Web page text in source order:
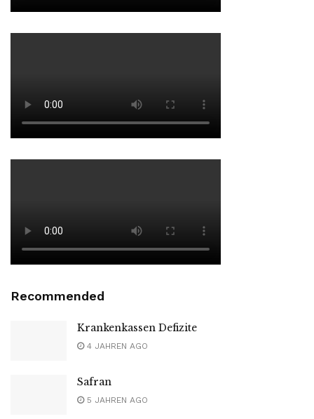
Recommended
Krankenkassen Defizite
4 JAHREN AGO
Safran
5 JAHREN AGO